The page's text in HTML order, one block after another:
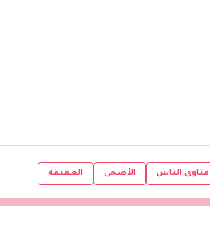
فتاوى الناس الأضحى العقيقة